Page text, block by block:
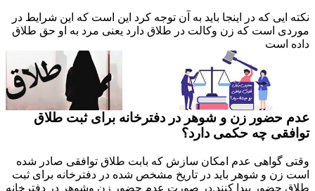
نکته ایی که در اینجا باید به آن توجه کرد این است که این شرایط در
موردی است که زن وکالت در طلاق دارد یعنی مرد به او حق طلاق
داده است
عدم حضور زن و شوهر در دفترخانه برای ثبت طلاق
توافقی چه حکمی دارد؟
وقتی گواهی عدم امکان سازش که بابت طلاق توافقی صادر شده
است زن و شوهر باید در تاریخ مشخص شده در دفترخانه برای ثبت
طلاق حضور پیدا کنند.در صورت عدم حضور زن وشوهر در دفترخانه